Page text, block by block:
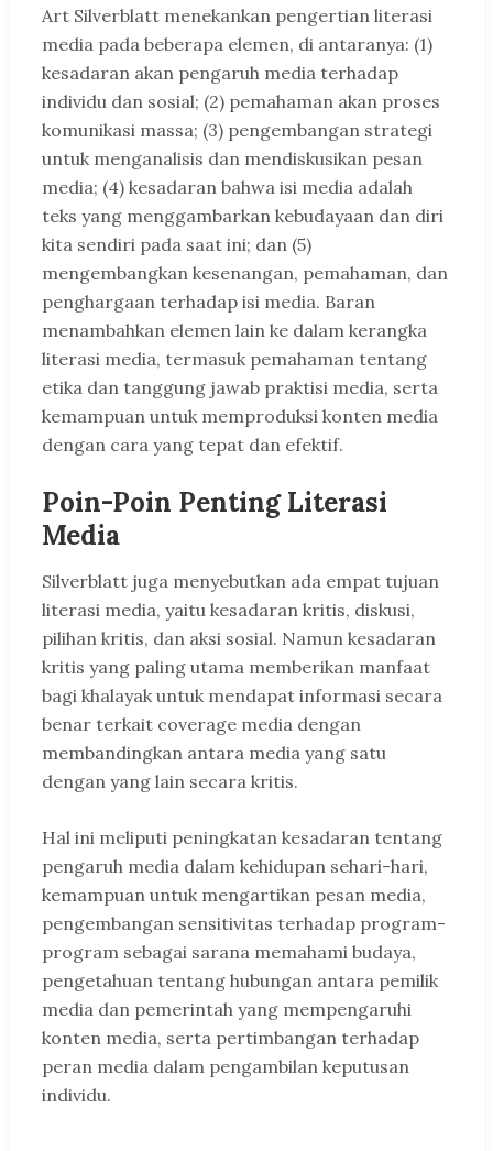
Art Silverblatt menekankan pengertian literasi
media pada beberapa elemen, di antaranya: (1)
kesadaran akan pengaruh media terhadap
individu dan sosial; (2) pemahaman akan proses
komunikasi massa; (3) pengembangan strategi
untuk menganalisis dan mendiskusikan pesan
media; (4) kesadaran bahwa isi media adalah
teks yang menggambarkan kebudayaan dan diri
kita sendiri pada saat ini; dan (5)
mengembangkan kesenangan, pemahaman, dan
penghargaan terhadap isi media. Baran
menambahkan elemen lain ke dalam kerangka
literasi media, termasuk pemahaman tentang
etika dan tanggung jawab praktisi media, serta
kemampuan untuk memproduksi konten media
dengan cara yang tepat dan efektif.
Poin-Poin Penting Literasi
Media
Silverblatt juga menyebutkan ada empat tujuan
literasi media, yaitu kesadaran kritis, diskusi,
pilihan kritis, dan aksi sosial. Namun kesadaran
kritis yang paling utama memberikan manfaat
bagi khalayak untuk mendapat informasi secara
benar terkait coverage media dengan
membandingkan antara media yang satu
dengan yang lain secara kritis.
Hal ini meliputi peningkatan kesadaran tentang
pengaruh media dalam kehidupan sehari-hari,
kemampuan untuk mengartikan pesan media,
pengembangan sensitivitas terhadap program-
program sebagai sarana memahami budaya,
pengetahuan tentang hubungan antara pemilik
media dan pemerintah yang mempengaruhi
konten media, serta pertimbangan terhadap
peran media dalam pengambilan keputusan
individu.